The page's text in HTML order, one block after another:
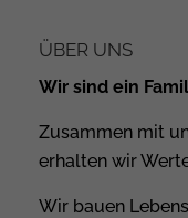
ÜBER UNS
Wir sind ein
Zusammen mit
erhalten wir
Wir bauen